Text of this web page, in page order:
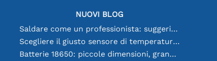
NUOVI BLOG
Saldare come un professionista: suggerimenti per connessioni elettroniche perfette
Scegliere il giusto sensore di temperatura [youtube]
Batterie 18650: piccole dimensioni, grandi prestazioni